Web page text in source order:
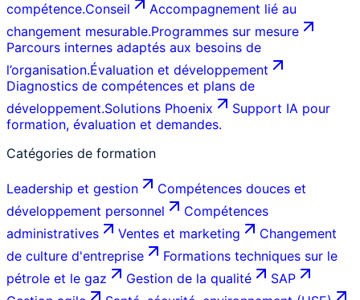
compétence.Conseil
Accompagnement lié au
changement mesurable.Programmes sur mesure
Parcours internes adaptés aux besoins de
l’organisation.Évaluation et développement
Diagnostics de compétences et plans de
développement.Solutions Phoenix
Support IA pour
formation, évaluation et demandes.
Catégories de formation
Leadership et gestion
Compétences douces et
développement personnel
Compétences
administratives
Ventes et marketing
Changement
de culture d'entreprise
Formations techniques sur le
pétrole et le gaz
Gestion de la qualité
SAP